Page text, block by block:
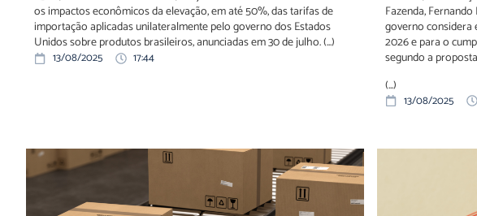
os impactos econômicos da elevação, em até 50%, das tarifas de
importação aplicadas unilateralmente pelo governo dos Estados
Unidos sobre produtos brasileiros, anunciadas em 30 de julho. (...)
13/08/2025 17:44
Fazenda,
governo considera
2026 e para o
segundo a
(...)
13/08/2025
Linha do tempo – Medidas tarifárias dos EUA em 2025
EUA impõem
segurança